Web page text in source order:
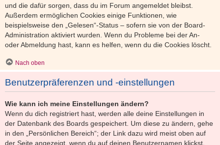
und die dafür sorgen, dass du im Forum angemeldet bleibst.
Außerdem ermöglichen Cookies einige Funktionen, wie
beispielsweise den „Gelesen“-Status – sofern sie von der Board-
Administration aktiviert wurden. Wenn du Probleme bei der An-
oder Abmeldung hast, kann es helfen, wenn du die Cookies löscht.
Nach oben
Benutzerpräferenzen und -einstellungen
Wie kann ich meine Einstellungen ändern?
Wenn du dich registriert hast, werden alle deine Einstellungen in
der Datenbank des Boards gespeichert. Um diese zu ändern, gehe
in den „Persönlichen Bereich“; der Link dazu wird meist oben auf
der Seite angezeigt, wenn du auf deinen Benutzernamen klickst.